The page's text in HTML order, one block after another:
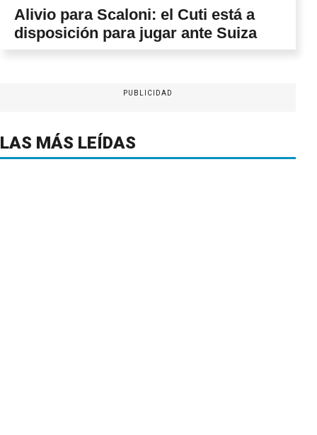
Alivio para Scaloni: el Cuti está a
disposición para jugar ante Suiza
PUBLICIDAD
LAS MÁS LEÍDAS